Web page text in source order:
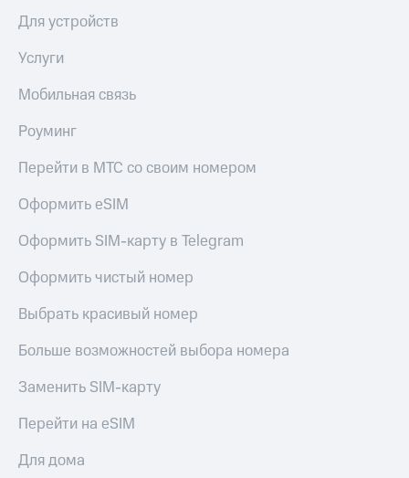
Для устройств
Услуги
Мобильная связь
Роуминг
Перейти в МТС со своим номером
Оформить eSIM
Оформить SIM-карту в Telegram
Оформить чистый номер
Выбрать красивый номер
Больше возможностей выбора номера
Заменить SIM-карту
Перейти на eSIM
Для дома